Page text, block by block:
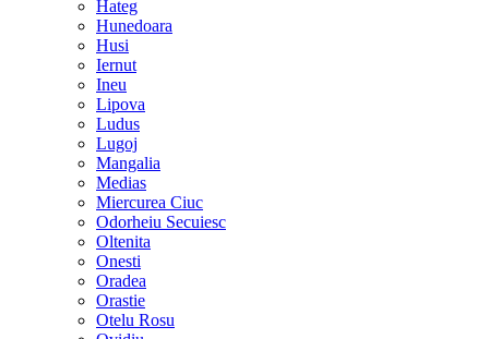
Hateg
Hunedoara
Husi
Iernut
Ineu
Lipova
Ludus
Lugoj
Mangalia
Medias
Miercurea Ciuc
Odorheiu Secuiesc
Oltenita
Onesti
Oradea
Orastie
Otelu Rosu